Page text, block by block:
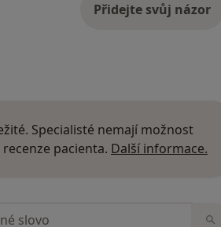
Přidejte svůj názor
Specialisté nemají možnost
pacienta. Další informace.